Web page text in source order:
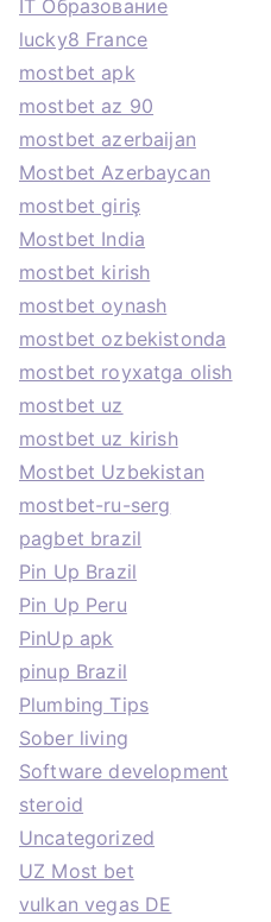
IT Образование
lucky8 France
mostbet apk
mostbet az 90
mostbet azerbaijan
Mostbet Azerbaycan
mostbet giriş
Mostbet India
mostbet kirish
mostbet oynash
mostbet ozbekistonda
mostbet royxatga olish
mostbet uz
mostbet uz kirish
Mostbet Uzbekistan
mostbet-ru-serg
pagbet brazil
Pin Up Brazil
Pin Up Peru
PinUp apk
pinup Brazil
Plumbing Tips
Sober living
Software development
steroid
Uncategorized
UZ Most bet
vulkan vegas DE